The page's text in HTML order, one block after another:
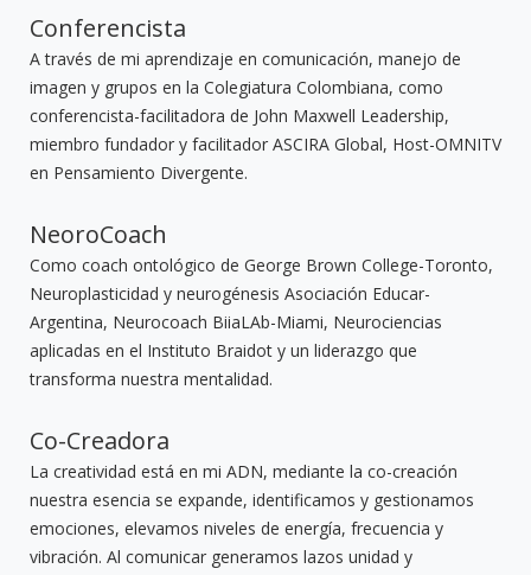
Conferencista
A través de mi aprendizaje en comunicación, manejo de
imagen y grupos en la Colegiatura Colombiana, como
conferencista-facilitadora de John Maxwell Leadership,
miembro fundador y facilitador ASCIRA Global, Host-OMNITV
en Pensamiento Divergente.
NeoroCoach
Como coach ontológico de George Brown College-Toronto,
Neuroplasticidad y neurogénesis Asociación Educar-
Argentina, Neurocoach BiiaLAb-Miami, Neurociencias
aplicadas en el Instituto Braidot y un liderazgo que
transforma nuestra mentalidad.
Co-Creadora
La creatividad está en mi ADN, mediante la co-creación
nuestra esencia se expande, identificamos y gestionamos
emociones, elevamos niveles de energía, frecuencia y
vibración. Al comunicar generamos lazos unidad y